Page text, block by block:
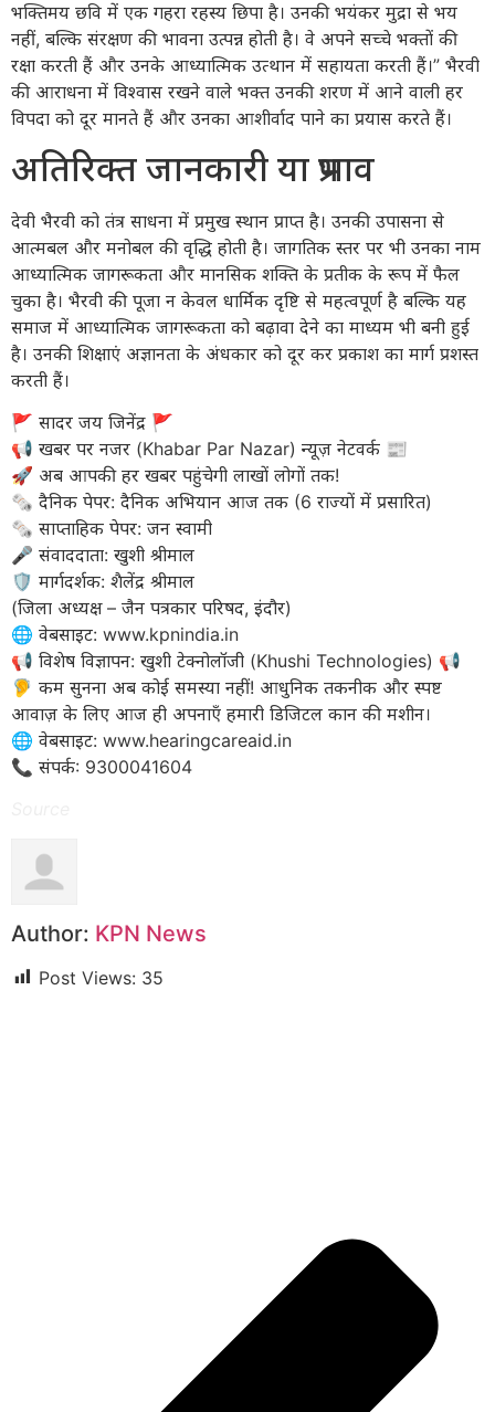
भक्तिमय छवि में एक गहरा रहस्य छिपा है। उनकी भयंकर मुद्रा से भय
नहीं, बल्कि संरक्षण की भावना उत्पन्न होती है। वे अपने सच्चे भक्तों की
रक्षा करती हैं और उनके आध्यात्मिक उत्थान में सहायता करती हैं।” भैरवी
की आराधना में विश्वास रखने वाले भक्त उनकी शरण में आने वाली हर
विपदा को दूर मानते हैं और उनका आशीर्वाद पाने का प्रयास करते हैं।
अतिरिक्त जानकारी या प्रभाव
देवी भैरवी को तंत्र साधना में प्रमुख स्थान प्राप्त है। उनकी उपासना से
आत्मबल और मनोबल की वृद्धि होती है। जागतिक स्तर पर भी उनका नाम
आध्यात्मिक जागरूकता और मानसिक शक्ति के प्रतीक के रूप में फैल
चुका है। भैरवी की पूजा न केवल धार्मिक दृष्टि से महत्वपूर्ण है बल्कि यह
समाज में आध्यात्मिक जागरूकता को बढ़ावा देने का माध्यम भी बनी हुई
है। उनकी शिक्षाएं अज्ञानता के अंधकार को दूर कर प्रकाश का मार्ग प्रशस्त
करती हैं।
​🚩 सादर जय जिनेंद्र 🚩
​📢 खबर पर नजर (Khabar Par Nazar) न्यूज़ नेटवर्क 📰
🚀 अब आपकी हर खबर पहुंचेगी लाखों लोगों तक!
​🗞️ दैनिक पेपर: दैनिक अभियान आज तक (6 राज्यों में प्रसारित)
🗞️ साप्ताहिक पेपर: जन स्वामी
​🎤 संवाददाता: खुशी श्रीमाल
🛡️ मार्गदर्शक: शैलेंद्र श्रीमाल
(जिला अध्यक्ष – जैन पत्रकार परिषद, इंदौर)
​🌐 वेबसाइट: www.kpnindia.in
​📢 विशेष विज्ञापन: खुशी टेक्नोलॉजी (Khushi Technologies) 📢
🦻 कम सुनना अब कोई समस्या नहीं! आधुनिक तकनीक और स्पष्ट
आवाज़ के लिए आज ही अपनाएँ हमारी डिजिटल कान की मशीन।
​🌐 वेबसाइट: www.hearingcareaid.in
📞 संपर्क: 9300041604
Author: KPN News
Post Views: 35